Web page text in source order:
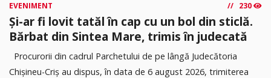
EVENIMENT 230
Și-ar fi lovit tatăl în cap cu un bol din sticlă.
Bărbat din Sintea Mare, trimis în judecată
Procurorii din cadrul Parchetului de pe lângă Judecătoria
Chișineu-Criș au dispus, în data de 6 august 2026, trimiterea